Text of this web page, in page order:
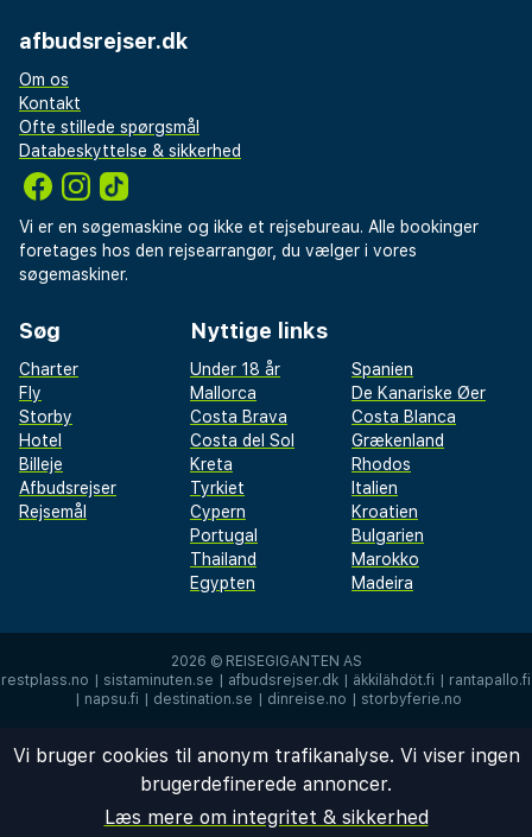
afbudsrejser.dk
Om os
Kontakt
Ofte stillede spørgsmål
Databeskyttelse & sikkerhed
Vi er en søgemaskine og ikke et rejsebureau. Alle bookinger
foretages hos den rejsearrangør, du vælger i vores
søgemaskiner.
Søg
Charter
Fly
Storby
Hotel
Billeje
Afbudsrejser
Rejsemål
Nyttige links
Under 18 år
Spanien
Mallorca
De Kanariske Øer
Costa Brava
Costa Blanca
Costa del Sol
Grækenland
Kreta
Rhodos
Tyrkiet
Italien
Cypern
Kroatien
Portugal
Bulgarien
Thailand
Marokko
Egypten
Madeira
2026 © REISEGIGANTEN AS
restplass.no | sistaminuten.se | afbudsrejser.dk | äkkilähdöt.fi | rantapallo.fi
| napsu.fi | destination.se | dinreise.no | storbyferie.no
Vi bruger cookies til anonym trafikanalyse. Vi viser ingen
brugerdefinerede annoncer.
Læs mere om integritet & sikkerhed